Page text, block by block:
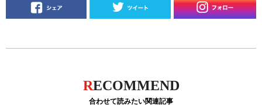
RECOMMEND
合わせて読みたい関連記事